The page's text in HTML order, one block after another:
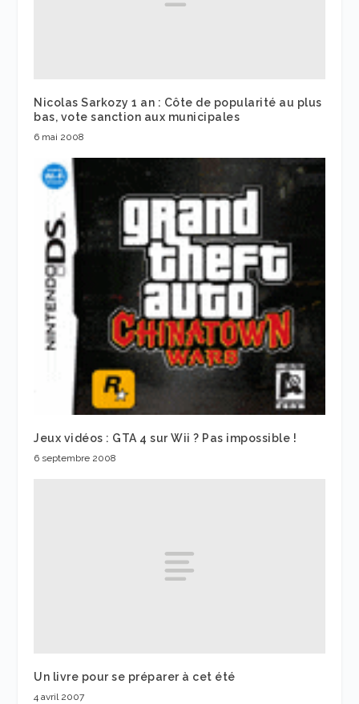
Nicolas Sarkozy 1 an : Côte de popularité au plus
bas, vote sanction aux municipales
6 mai 2008
Jeux vidéos : GTA 4 sur Wii ? Pas impossible !
6 septembre 2008
Un livre pour se préparer à cet été
4 avril 2007